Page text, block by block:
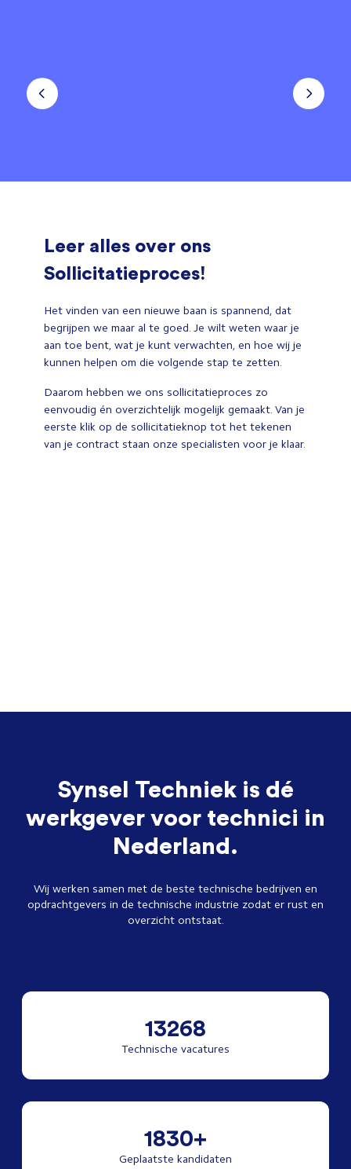
Leer alles over ons
Sollicitatieproces!
Het vinden van een nieuwe baan is spannend, dat
begrijpen we maar al te goed. Je wilt weten waar je
aan toe bent, wat je kunt verwachten, en hoe wij je
kunnen helpen om die volgende stap te zetten.
Daarom hebben we ons sollicitatieproces zo
eenvoudig én overzichtelijk mogelijk gemaakt. Van je
eerste klik op de sollicitatieknop tot het tekenen
van je contract staan onze specialisten voor je klaar.
Synsel Techniek is dé
werkgever voor technici in
Nederland.
Wij werken samen met de beste technische bedrijven en
opdrachtgevers in de technische industrie zodat er rust en
overzicht ontstaat.
13268
Technische vacatures
1830+
Geplaatste kandidaten